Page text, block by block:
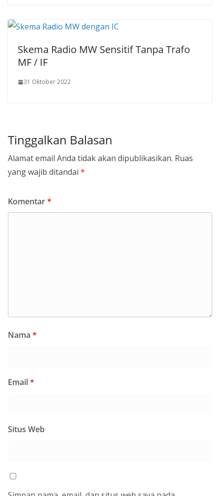
Skema Radio MW Sensitif Tanpa Trafo
MF / IF
31 Oktober 2022
Tinggalkan Balasan
Alamat email Anda tidak akan dipublikasikan. Ruas
yang wajib ditandai *
Komentar*
Nama *
Email*
Situs Web